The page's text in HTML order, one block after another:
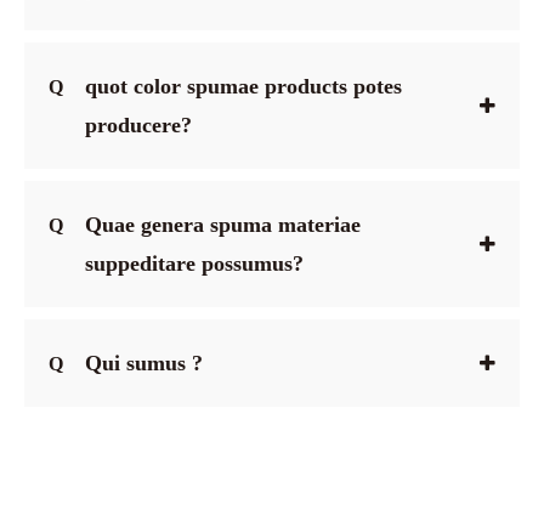
Q
quot color spumae products potes
producere?
Q
Quae genera spuma materiae
suppeditare possumus?
Q Qui sumus ?